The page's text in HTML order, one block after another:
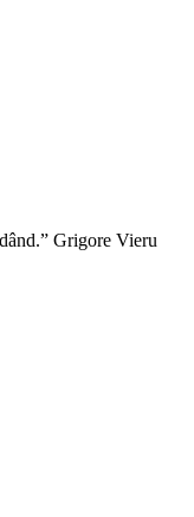
Grigore Vieru